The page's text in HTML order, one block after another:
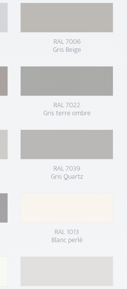
RAL 7006
Gris Beige
RAL 7022
Gris terre ombre
RAL 7039
Gris Quartz
RAL 1013
Blanc perlé